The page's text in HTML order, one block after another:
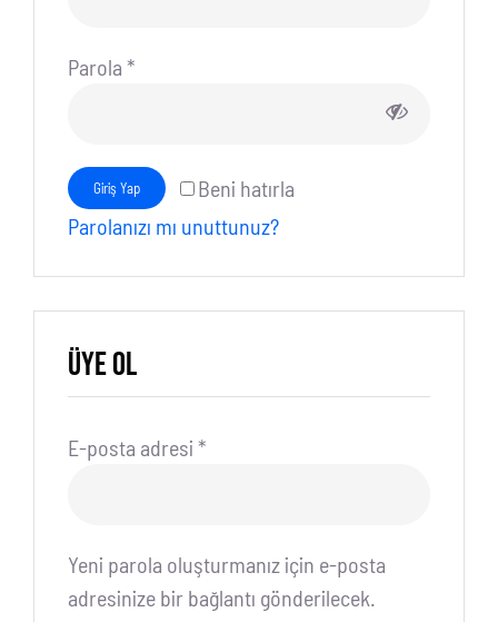
Parola *
Beni hatırla
Giriş Yap
Parolanızı mı unuttunuz?
Üye Ol
E-posta adresi *
Yeni parola oluşturmanız için e-posta
adresinize bir bağlantı gönderilecek.